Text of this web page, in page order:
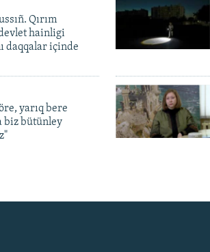
Qırım
hainligi
daqqalar içinde
yarıq bere
biz bütünley